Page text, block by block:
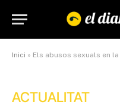
Inici » Els abusos sexuals en la
ACTUALITAT